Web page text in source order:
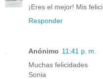
¡Eres el mejor! Mis
Responder
Anónimo 11:41 p. m.
Muchas felicidades
Sonia